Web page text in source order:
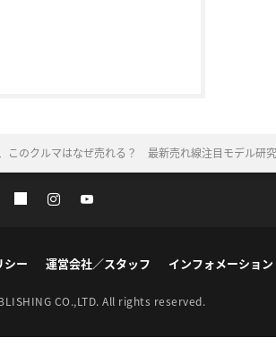
このクルマはなぜ売れる？ 最新売れ線注目モデル研究
シー 運営会社／スタッフ インフォメーション
CO.,LTD. All rights reserved.